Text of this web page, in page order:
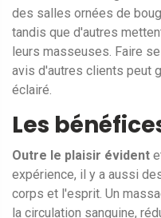
des salles ornées de
tandis que d'autres
leurs masseuses. Faire
avis d'autres clients peut
éclairé.
Les
Outre le plaisir évident
expérience, il y a aussi
corps et l'esprit. Un
la circulation sanguine,